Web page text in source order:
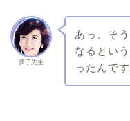
夢子先生
あっ、そ
なるとい
ったんで